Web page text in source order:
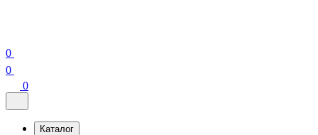
0
0
0
Каталог